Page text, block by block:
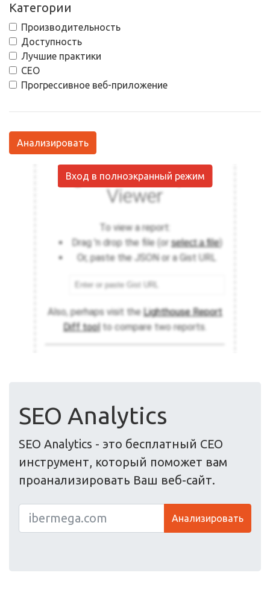
Категории
Производительность
Доступность
Лучшие практики
СЕО
Прогрессивное веб-приложение
Анализировать
Вход в полноэкранный режим
SEO Analytics
SEO Analytics - это бесплатный СЕО
инструмент, который поможет вам
проанализировать Ваш веб-сайт.
Анализировать